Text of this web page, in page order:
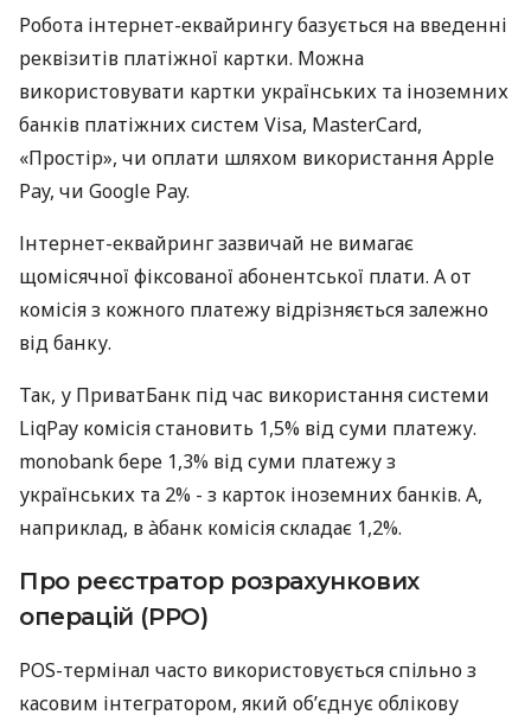
Робота інтернет-еквайрингу базується на введенні
реквізитів платіжної картки. Можна
використовувати картки українських та іноземних
банків платіжних систем Visa, MasterCard,
«Простір», чи оплати шляхом використання Apple
Pay, чи Google Pay.
Інтернет-еквайринг зазвичай не вимагає
щомісячної фіксованої абонентської плати. А от
комісія з кожного платежу відрізняється залежно
від банку.
Так, у ПриватБанк під час використання системи
LiqPay комісія становить 1,5% від суми платежу.
monobank бере 1,3% від суми платежу з
українських та 2% - з карток іноземних банків. А,
наприклад, в àбанк комісія складає 1,2%.
Про реєстратор розрахункових
операцій (РРО)
POS-термінал часто використовується спільно з
касовим інтегратором, який об’єднує облікову